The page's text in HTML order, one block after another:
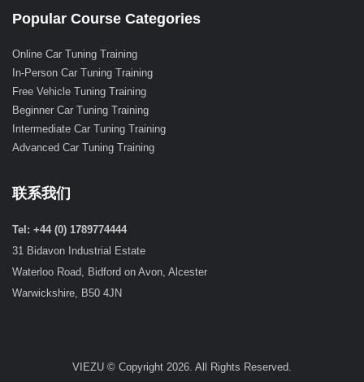
Popular Course Categories
Online Car Tuning Training
In-Person Car Tuning Training
Free Vehicle Tuning Training
Beginner Car Tuning Training
Intermediate Car Tuning Training
Advanced Car Tuning Training
联系我们
Tel: +44 (0) 1789774444
31 Bidavon Industrial Estate
Waterloo Road, Bidford on Avon, Alcester
Warwickshire, B50 4JN
VIEZU © Copyright 2026. All Rights Reserved.